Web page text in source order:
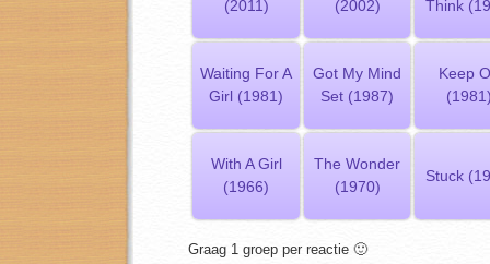
(2011)
(2002)
Think
Waiting For A
Girl (1981)
Got My Mind
Set (1987)
Keep
With A Girl
(1966)
The Wonder
(1970)
Stuck
Graag 1 groep per reactie 🙂